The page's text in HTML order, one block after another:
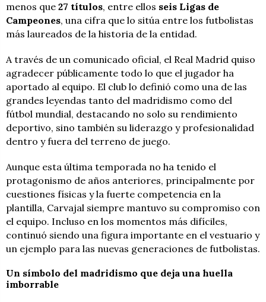
menos que 27 títulos, entre ellos seis Ligas de
Campeones, una cifra que lo sitúa entre los futbolistas
más laureados de la historia de la entidad.
A través de un comunicado oficial, el Real Madrid quiso
agradecer públicamente todo lo que el jugador ha
aportado al equipo. El club lo definió como una de las
grandes leyendas tanto del madridismo como del
fútbol mundial, destacando no solo su rendimiento
deportivo, sino también su liderazgo y profesionalidad
dentro y fuera del terreno de juego.
Aunque esta última temporada no ha tenido el
protagonismo de años anteriores, principalmente por
cuestiones físicas y la fuerte competencia en la
plantilla, Carvajal siempre mantuvo su compromiso con
el equipo. Incluso en los momentos más difíciles,
continuó siendo una figura importante en el vestuario y
un ejemplo para las nuevas generaciones de futbolistas.
Un símbolo del madridismo que deja una huella
imborrable